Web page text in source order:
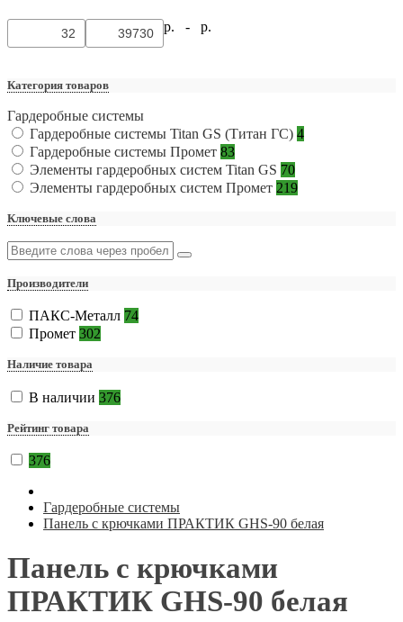
р. - р.
Категория товаров
Гардеробные системы
Гардеробные системы Titan GS (Титан ГС) 4
Гардеробные системы Промет 83
Элементы гардеробных систем Titan GS 70
Элементы гардеробных систем Промет 219
Ключевые слова
Производители
ПАКС-Металл 74
Промет 302
Наличие товара
В наличии 376
Рейтинг товара
376
Гардеробные системы
Панель с крючками ПРАКТИК GHS-90 белая
Панель с крючками
ПРАКТИК GHS-90 белая